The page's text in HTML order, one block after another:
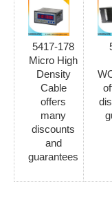
5417-178
Micro High
Density
Cable
offers
many
discounts
and
guarantees